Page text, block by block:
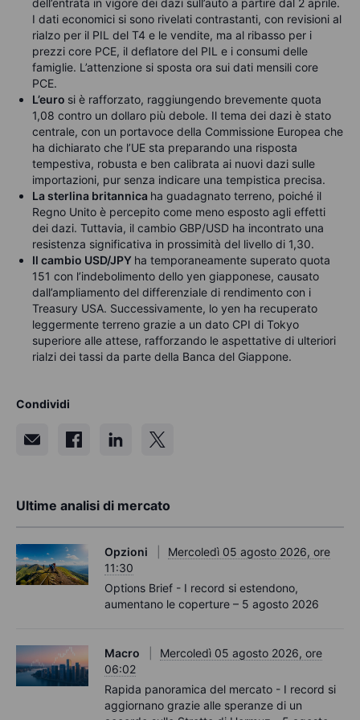
dell’entrata in vigore dei dazi sull’auto a partire dal 2 aprile.
I dati economici si sono rivelati contrastanti, con revisioni al
rialzo per il PIL del T4 e le vendite, ma al ribasso per i
prezzi core PCE, il deflatore del PIL e i consumi delle
famiglie. L’attenzione si sposta ora sui dati mensili core
PCE.
L’euro si è rafforzato, raggiungendo brevemente quota
1,08 contro un dollaro più debole. Il tema dei dazi è stato
centrale, con un portavoce della Commissione Europea che
ha dichiarato che l’UE sta preparando una risposta
tempestiva, robusta e ben calibrata ai nuovi dazi sulle
importazioni, pur senza indicare una tempistica precisa.
La sterlina britannica ha guadagnato terreno, poiché il
Regno Unito è percepito come meno esposto agli effetti
dei dazi. Tuttavia, il cambio GBP/USD ha incontrato una
resistenza significativa in prossimità del livello di 1,30.
Il cambio USD/JPY ha temporaneamente superato quota
151 con l’indebolimento dello yen giapponese, causato
dall’ampliamento del differenziale di rendimento con i
Treasury USA. Successivamente, lo yen ha recuperato
leggermente terreno grazie a un dato CPI di Tokyo
superiore alle attese, rafforzando le aspettative di ulteriori
rialzi dei tassi da parte della Banca del Giappone.
Condividi
Ultime analisi di mercato
Opzioni
Mercoledì 05 agosto 2026, ore
11:30
Options Brief - I record si estendono,
aumentano le coperture – 5 agosto 2026
Macro
Mercoledì 05 agosto 2026, ore
06:02
Rapida panoramica del mercato - I record si
aggiornano grazie alle speranze di un